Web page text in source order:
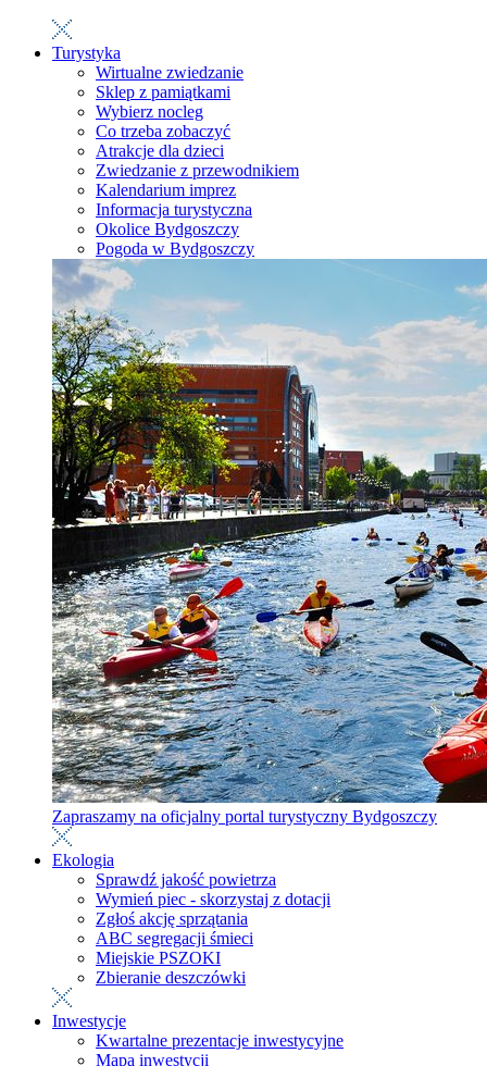
Turystyka
Wirtualne zwiedzanie
Sklep z pamiątkami
Wybierz nocleg
Co trzeba zobaczyć
Atrakcje dla dzieci
Zwiedzanie z przewodnikiem
Kalendarium imprez
Informacja turystyczna
Okolice Bydgoszczy
Pogoda w Bydgoszczy
Zapraszamy na oficjalny portal turystyczny Bydgoszczy
Ekologia
Sprawdź jakość powietrza
Wymień piec - skorzystaj z dotacji
Zgłoś akcję sprzątania
ABC segregacji śmieci
Miejskie PSZOKI
Zbieranie deszczówki
Inwestycje
Kwartalne prezentacje inwestycyjne
Mapa inwestycji